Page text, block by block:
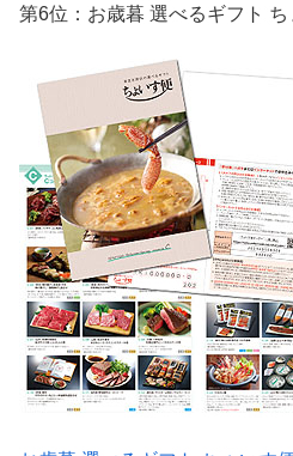
第6位：お歳暮 選べるギフト